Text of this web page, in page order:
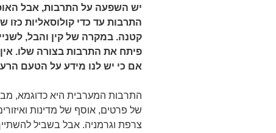
יש השפעה על התרבות, אבל
התרבות עד כדי קולוסאליות
קטנה. במקרה של קין והבל,
פיתח את התרבות בצורה שלו.
אם כי יש לנו מידע על הטעם
התרבות המערבית היא כדוגמא,
של פרטים, אוסף של מדינות
צרפת וגרמניה. אבל בשביל